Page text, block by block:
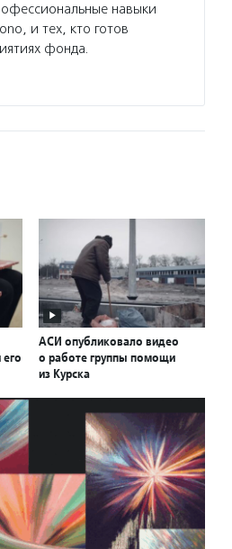
навыки
и тех, кто готов
фонда.
АСИ опубликовало видео
о работе группы помощи
из Курска